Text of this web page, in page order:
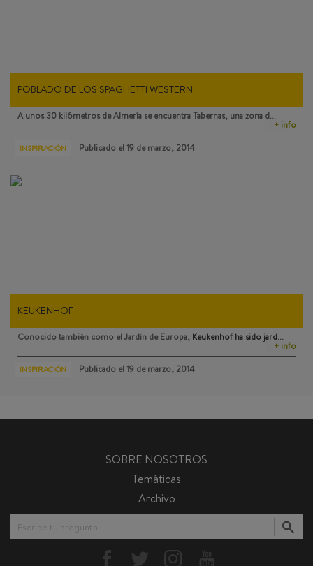
POBLADO DE LOS SPAGHETTI WESTERN
A unos 30 kilómetros de Almería se encuentra Tabernas, una zona d…
+ info
INSPIRACIÓN Publicado el 19 de marzo, 2014
KEUKENHOF
Conocido también como el Jardín de Europa, Keukenhofha sido jard…
+ info
INSPIRACIÓN Publicado el 19 de marzo, 2014
SOBRE NOSOTROS
Temáticas
Archivo
Escribe tu pregunta